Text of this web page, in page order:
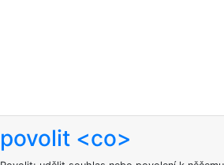
povolit <co>